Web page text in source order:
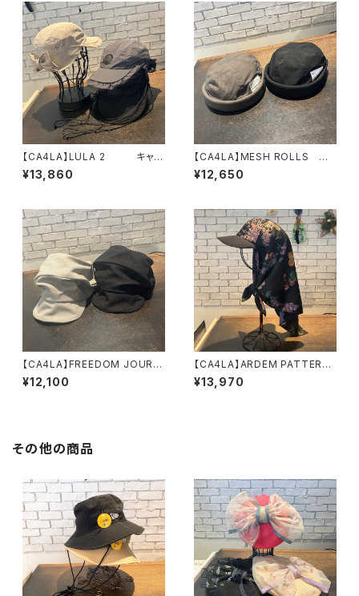
【CA4LA】LULA 2 キャッ
プ SHK01316
¥13,860
【CA4LA】MESH ROLLS
フィッシャーマン ロールキャ
ップ MIU00022
¥12,650
【CA4LA】FREEDOM JOURN
EY REPL 2 キャスケッ
ト DOU02098
¥12,100
【CA4LA】ARDEM PATTERN
キャップ SHK0134
2
¥13,970
その他の商品